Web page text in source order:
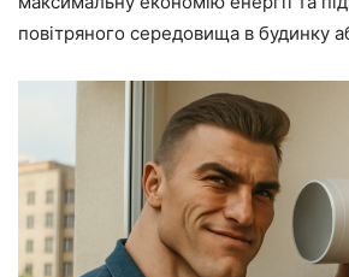
повітряного середовища в будинку